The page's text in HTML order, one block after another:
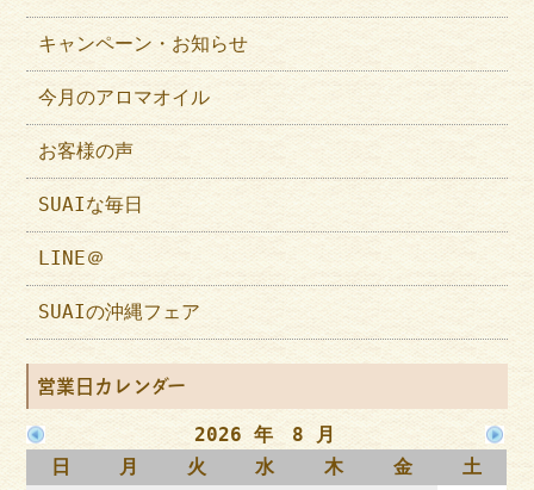
キャンペーン・お知らせ
今月のアロマオイル
お客様の声
SUAIな毎日
LINE＠
SUAIの沖縄フェア
営業日カレンダー
2026 年 8 月
日
月 火 水 木 金
土